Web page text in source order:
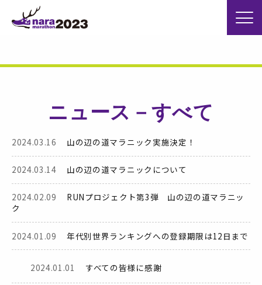
ニュース－すべて
2024.03.16 山の辺の道マラニック実施決定！
2024.03.14 山の辺の道マラニックについて
2024.02.09
RUNプロジェクト第3弾 山の辺の道マラニッ
ク
2024.01.09 年代別世界ランキングへの登録期限は12日まで
2024.01.01 すべての皆様に感謝